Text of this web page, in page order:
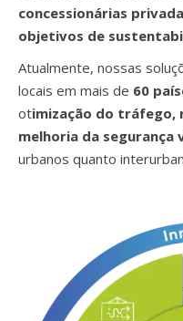
concessionárias
objetivos de
Atualmente, nossas
locais em mais de 60
otimização do tráfego,
melhoria da segurança
urbanos quanto